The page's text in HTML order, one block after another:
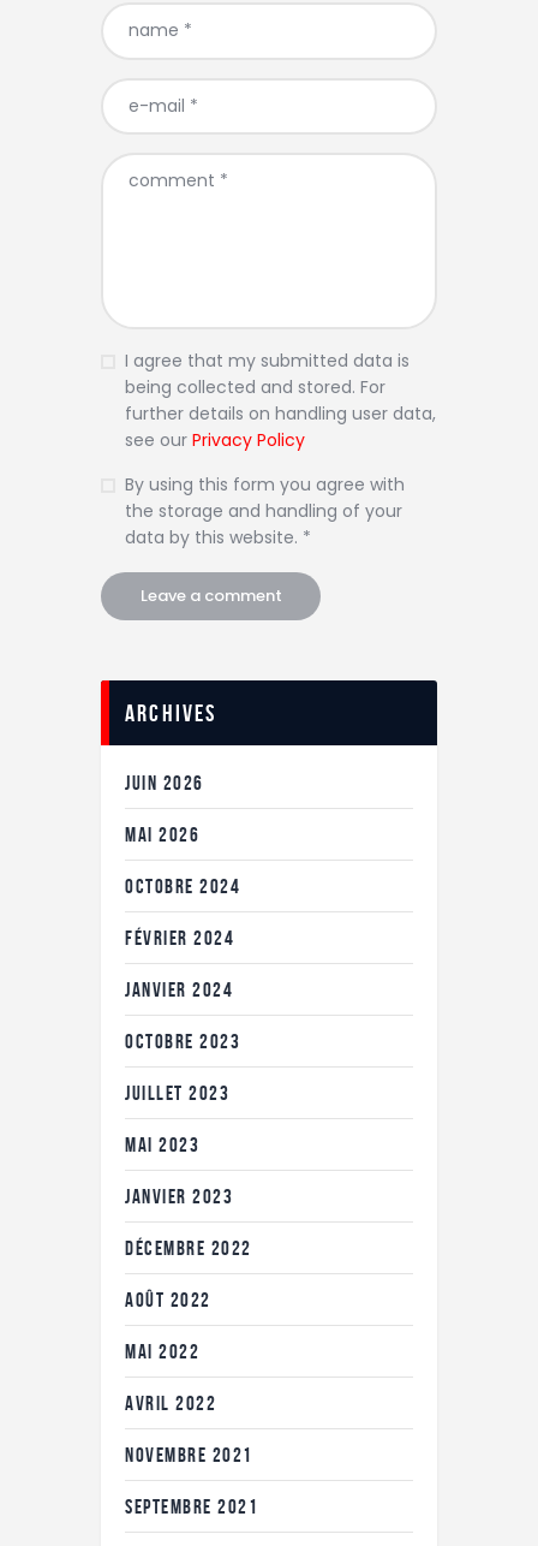
I agree that my submitted data is
being collected and stored. For
further details on handling user data,
see our Privacy Policy
By using this form you agree with
the storage and handling of your
data by this website. *
Archives
JUIN 2026
MAI 2026
OCTOBRE 2024
FÉVRIER 2024
JANVIER 2024
OCTOBRE 2023
JUILLET 2023
MAI 2023
JANVIER 2023
DÉCEMBRE 2022
AOÛT 2022
MAI 2022
AVRIL 2022
NOVEMBRE 2021
SEPTEMBRE 2021